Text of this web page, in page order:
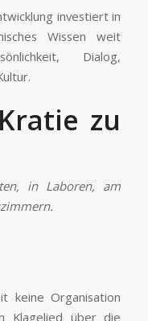
investiert in
Wissen weit
Dialog,
zu
in Laboren, am
keine Organisation
Klagelied über die